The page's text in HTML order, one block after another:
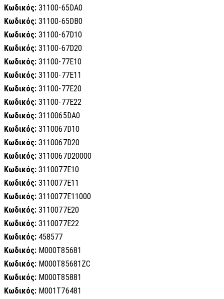
Κωδικός: 31100-65DA0
Κωδικός: 31100-65DB0
Κωδικός: 31100-67D10
Κωδικός: 31100-67D20
Κωδικός: 31100-77E10
Κωδικός: 31100-77E11
Κωδικός: 31100-77E20
Κωδικός: 31100-77E22
Κωδικός: 3110065DA0
Κωδικός: 3110067D10
Κωδικός: 3110067D20
Κωδικός: 3110067D20000
Κωδικός: 3110077E10
Κωδικός: 3110077E11
Κωδικός: 3110077E11000
Κωδικός: 3110077E20
Κωδικός: 3110077E22
Κωδικός: 458577
Κωδικός: M000T85681
Κωδικός: M000T85681ZC
Κωδικός: M000T85881
Κωδικός: M001T76481